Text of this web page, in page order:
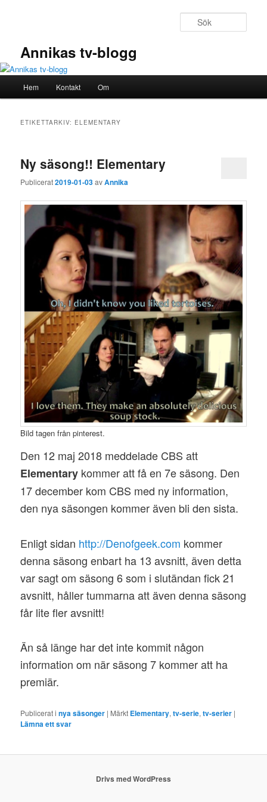
Annikas tv-blogg
Hem Kontakt Om
ETIKETTARKIV: ELEMENTARY
Ny säsong!! Elementary
Publicerat2019-01-03avAnnika
Bild tagen från pinterest.
Den 12 maj 2018 meddelade CBS att
Elementary kommer att få en 7e säsong. Den
17 december kom CBS med ny information,
den nya säsongen kommer även bli den sista.
Enligt sidan http://Denofgeek.com kommer
denna säsong enbart ha 13 avsnitt, även detta
var sagt om säsong 6 som i slutändan fick 21
avsnitt, håller tummarna att även denna säsong
får lite fler avsnitt!
Än så länge har det inte kommit någon
information om när säsong 7 kommer att ha
premiär.
Publicerat i nya säsonger | Märkt Elementary,tv-serie,tv-serier |
Lämna ett svar
Drivs med WordPress